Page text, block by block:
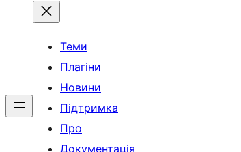
Теми
Плагіни
Новини
Підтримка
Про
Документація